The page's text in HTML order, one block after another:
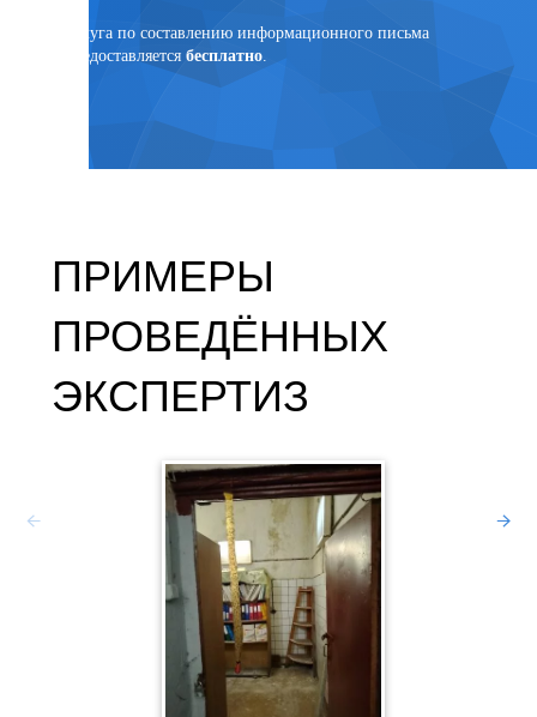
Услуга по составлению информационного письма
предоставляется бесплатно.
ПРИМЕРЫ
ПРОВЕДЁННЫХ
ЭКСПЕРТИЗ